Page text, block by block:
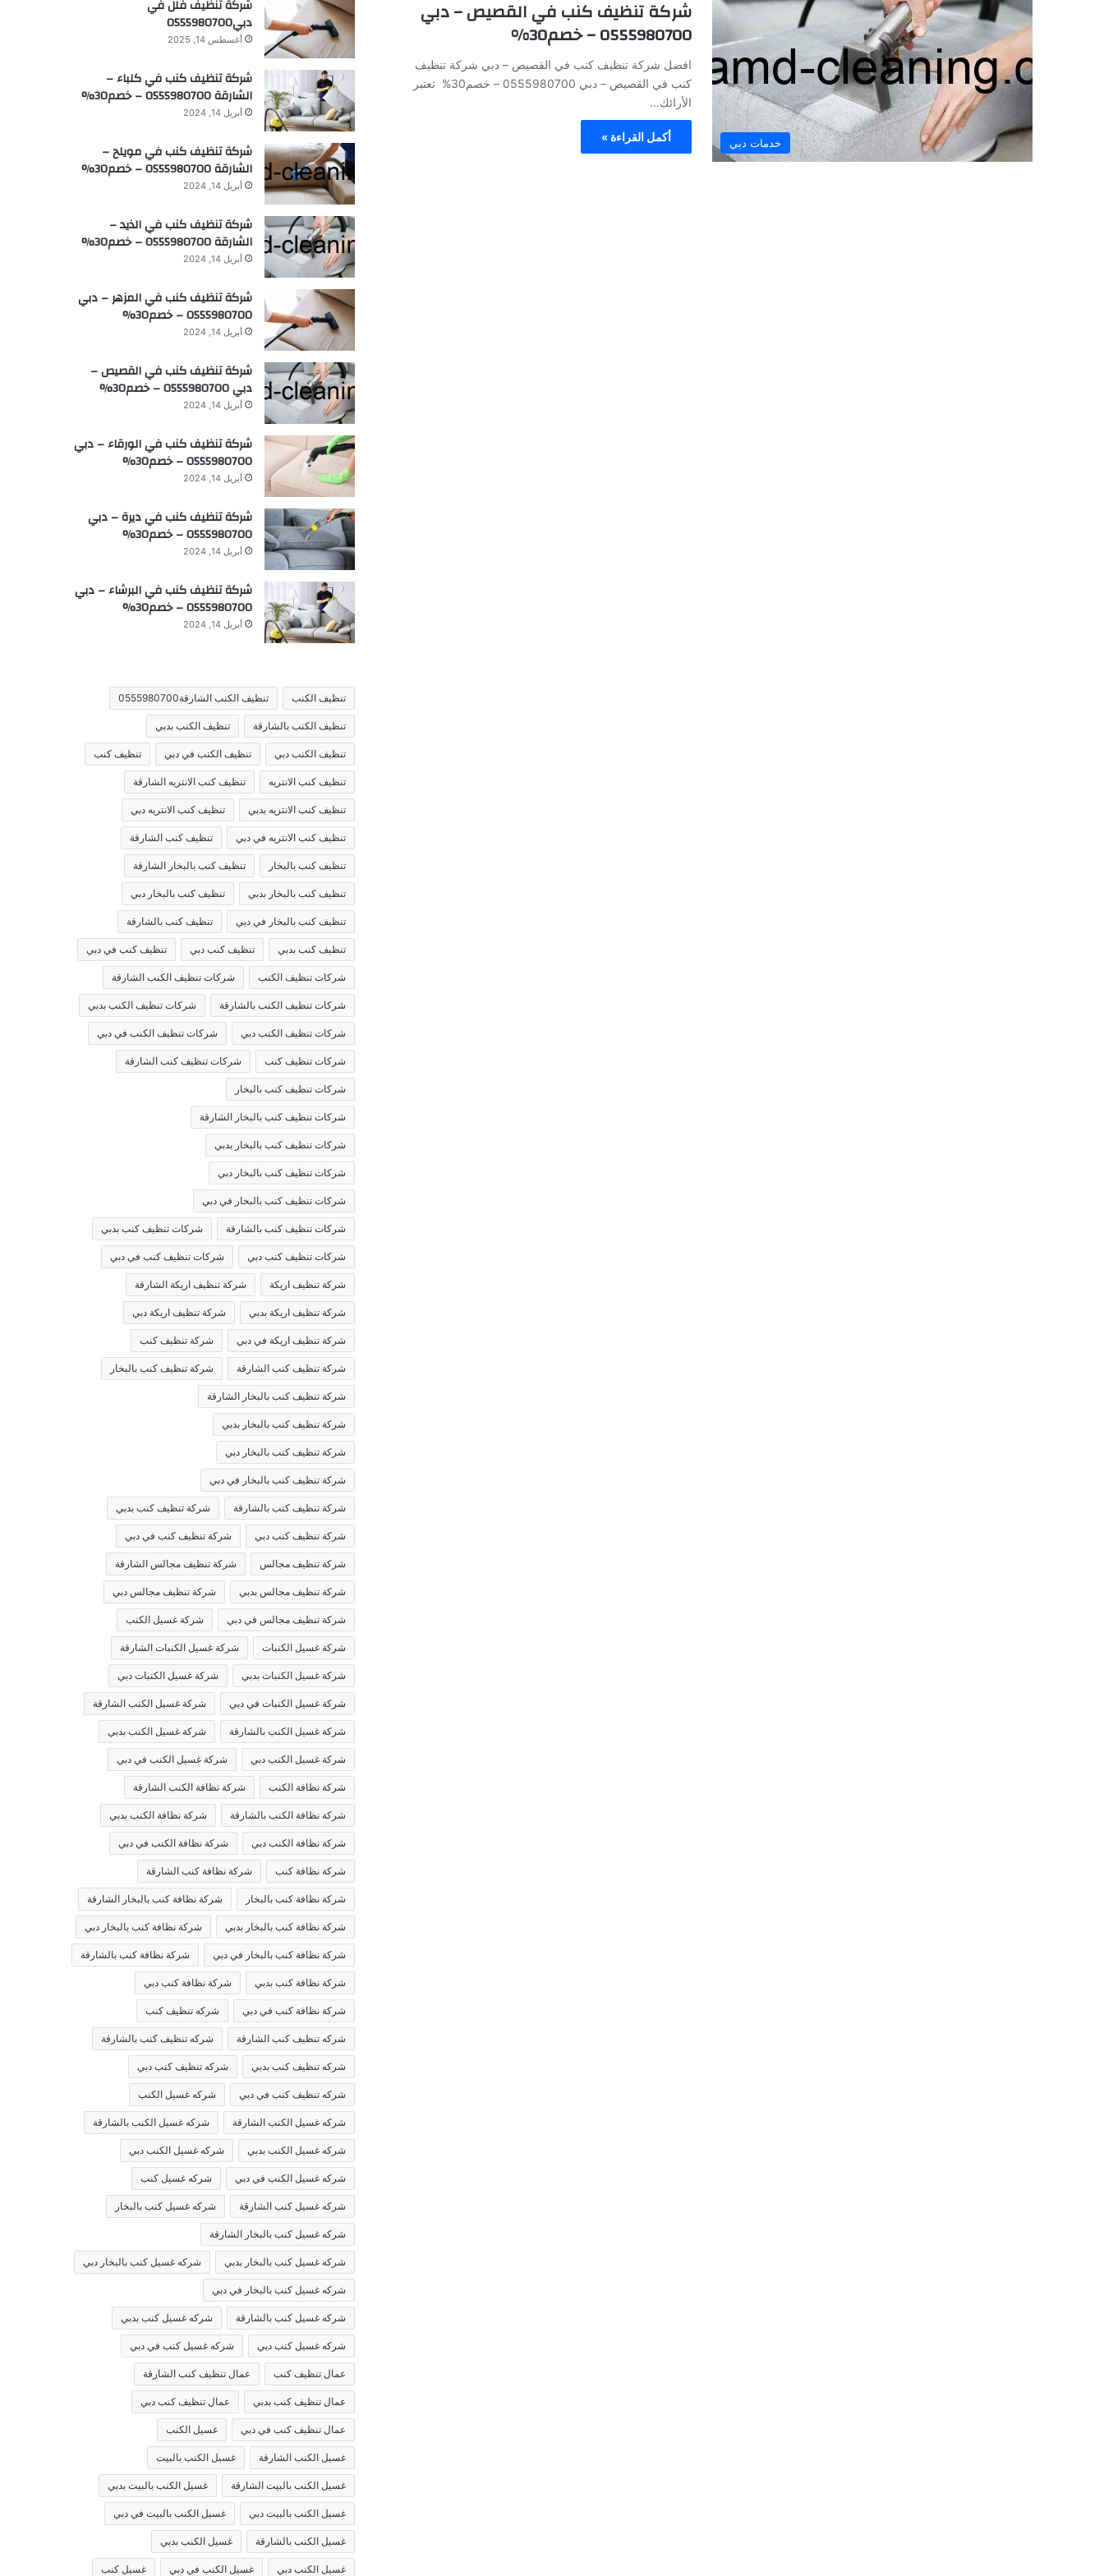
خدمات دبي
شركة تنظيف كنب في القصيص – دبي
0555980700 – خصم30%
افضل شركة تنظيف كنب في القصيص – دبي شركة تنظيف
كنب في القصيص – دبي 0555980700 – خصم30% تعتبر
الأرائك…
أكمل القراءة »
شركة تنظيف فلل في
دبي0555980700
أغسطس 14, 2025
شركة تنظيف كنب في كلباء –
الشارقة 0555980700 – خصم30%
أبريل 14, 2024
شركة تنظيف كنب في مويلح –
الشارقة 0555980700 – خصم30%
أبريل 14, 2024
شركة تنظيف كنب في الذيد –
الشارقة 0555980700 – خصم30%
أبريل 14, 2024
شركة تنظيف كنب في المزهر – دبي
0555980700 – خصم30%
أبريل 14, 2024
شركة تنظيف كنب في القصيص –
دبي 0555980700 – خصم30%
أبريل 14, 2024
شركة تنظيف كنب في الورقاء – دبي
0555980700 – خصم30%
أبريل 14, 2024
شركة تنظيف كنب في ديرة – دبي
0555980700 – خصم30%
أبريل 14, 2024
شركة تنظيف كنب في البرشاء – دبي
0555980700 – خصم30%
أبريل 14, 2024
تنظيف الكنب تنظيف الكنب الشارقة0555980700
تنظيف الكنب بالشارقة تنظيف الكنب بدبي
تنظيف الكنب دبي تنظيف الكنب في دبي تنظيف كنب
تنظيف كنب الانتريه تنظيف كنب الانتريه الشارقة
تنظيف كنب الانتريه بدبي تنظيف كنب الانتريه دبي
تنظيف كنب الانتريه في دبي تنظيف كنب الشارقة
تنظيف كنب بالبخار تنظيف كنب بالبخار الشارقة
تنظيف كنب بالبخار بدبي تنظيف كنب بالبخار دبي
تنظيف كنب بالبخار في دبي تنظيف كنب بالشارقة
تنظيف كنب بدبي تنظيف كنب دبي تنظيف كنب في دبي
شركات تنظيف الكنب شركات تنظيف الكنب الشارقة
شركات تنظيف الكنب بالشارقة شركات تنظيف الكنب بدبي
شركات تنظيف الكنب دبي شركات تنظيف الكنب في دبي
شركات تنظيف كنب شركات تنظيف كنب الشارقة
شركات تنظيف كنب بالبخار
شركات تنظيف كنب بالبخار الشارقة
شركات تنظيف كنب بالبخار بدبي
شركات تنظيف كنب بالبخار دبي
شركات تنظيف كنب بالبخار في دبي
شركات تنظيف كنب بالشارقة شركات تنظيف كنب بدبي
شركات تنظيف كنب دبي شركات تنظيف كنب في دبي
شركة تنظيف اريكة شركة تنظيف اريكة الشارقة
شركة تنظيف اريكة بدبي شركة تنظيف اريكة دبي
شركة تنظيف اريكة في دبي شركة تنظيف كنب
شركة تنظيف كنب الشارقة شركة تنظيف كنب بالبخار
شركة تنظيف كنب بالبخار الشارقة
شركة تنظيف كنب بالبخار بدبي
شركة تنظيف كنب بالبخار دبي
شركة تنظيف كنب بالبخار في دبي
شركة تنظيف كنب بالشارقة شركة تنظيف كنب بدبي
شركة تنظيف كنب دبي شركة تنظيف كنب في دبي
شركة تنظيف مجالس شركة تنظيف مجالس الشارقة
شركة تنظيف مجالس بدبي شركة تنظيف مجالس دبي
شركة تنظيف مجالس في دبي شركة غسيل الكنب
شركة غسيل الكنبات شركة غسيل الكنبات الشارقة
شركة غسيل الكنبات بدبي شركة غسيل الكنبات دبي
شركة غسيل الكنبات في دبي شركة غسيل الكنب الشارقة
شركة غسيل الكنب بالشارقة شركة غسيل الكنب بدبي
شركة غسيل الكنب دبي شركة غسيل الكنب في دبي
شركة نظافة الكنب شركة نظافة الكنب الشارقة
شركة نظافة الكنب بالشارقة شركة نظافة الكنب بدبي
شركة نظافة الكنب دبي شركة نظافة الكنب في دبي
شركة نظافة كنب شركة نظافة كنب الشارقة
شركة نظافة كنب بالبخار شركة نظافة كنب بالبخار الشارقة
شركة نظافة كنب بالبخار بدبي شركة نظافة كنب بالبخار دبي
شركة نظافة كنب بالبخار في دبي شركة نظافة كنب بالشارقة
شركة نظافة كنب بدبي شركة نظافة كنب دبي
شركة نظافة كنب في دبي شركه تنظيف كنب
شركه تنظيف كنب الشارقة شركه تنظيف كنب بالشارقة
شركه تنظيف كنب بدبي شركه تنظيف كنب دبي
شركه تنظيف كنب في دبي شركه غسيل الكنب
شركه غسيل الكنب الشارقة شركه غسيل الكنب بالشارقة
شركه غسيل الكنب بدبي شركه غسيل الكنب دبي
شركه غسيل الكنب في دبي شركه غسيل كنب
شركه غسيل كنب الشارقة شركه غسيل كنب بالبخار
شركه غسيل كنب بالبخار الشارقة
شركه غسيل كنب بالبخار بدبي شركه غسيل كنب بالبخار دبي
شركه غسيل كنب بالبخار في دبي
شركه غسيل كنب بالشارقة شركه غسيل كنب بدبي
شركه غسيل كنب دبي شركه غسيل كنب في دبي
عمال تنظيف كنب عمال تنظيف كنب الشارقة
عمال تنظيف كنب بدبي عمال تنظيف كنب دبي
عمال تنظيف كنب في دبي غسيل الكنب
غسيل الكنب الشارقة غسيل الكنب بالبيت
غسيل الكنب بالبيت الشارقة غسيل الكنب بالبيت بدبي
غسيل الكنب بالبيت دبي غسيل الكنب بالبيت في دبي
غسيل الكنب بالشارقة غسيل الكنب بدبي
غسيل الكنب دبي غسيل الكنب في دبي غسيل كنب